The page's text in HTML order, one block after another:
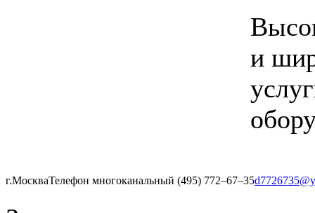
и
г.МоскваТелефон многоканальный (495) 772‒67‒35